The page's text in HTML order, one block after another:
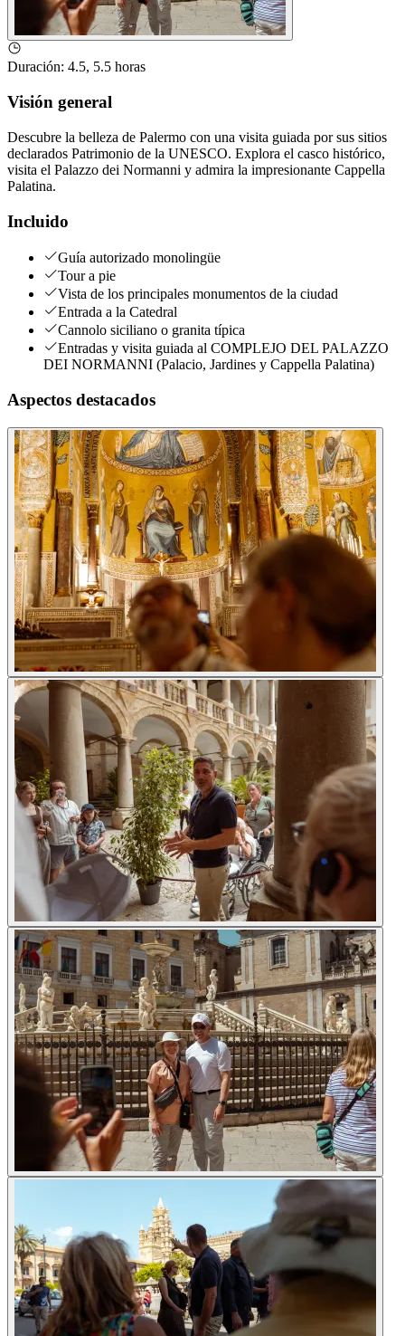
Duración: 4.5, 5.5 horas
Visión general
Descubre la belleza de Palermo con una visita guiada por sus sitios
declarados Patrimonio de la UNESCO. Explora el casco histórico,
visita el Palazzo dei Normanni y admira la impresionante Cappella
Palatina.
Incluido
Guía autorizado monolingüe
Tour a pie
Vista de los principales monumentos de la ciudad
Entrada a la Catedral
Cannolo siciliano o granita típica
Entradas y visita guiada al COMPLEJO DEL PALAZZO
DEI NORMANNI (Palacio, Jardines y Cappella Palatina)
Aspectos destacados